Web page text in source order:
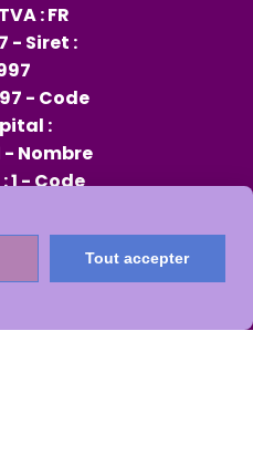
: FR
- Siret :
- Code
:
- Nombre
1 - Code
Tout accepter